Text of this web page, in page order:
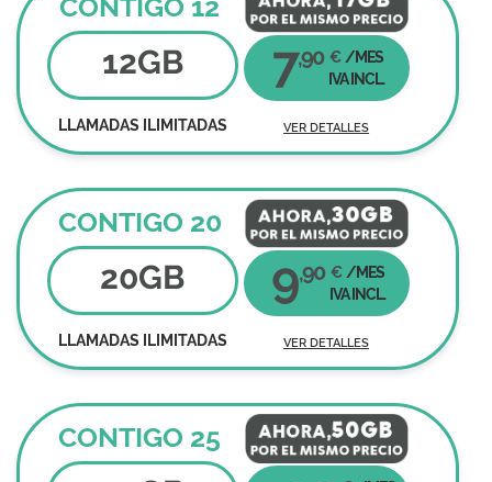
12GB
LLAMADAS ILIMITADAS
7,90 € /MES
IVA INCL.
VER DETALLES
CONTIGO 20
20GB
LLAMADAS ILIMITADAS
9,90 € /MES
IVA INCL.
VER DETALLES
CONTIGO 25